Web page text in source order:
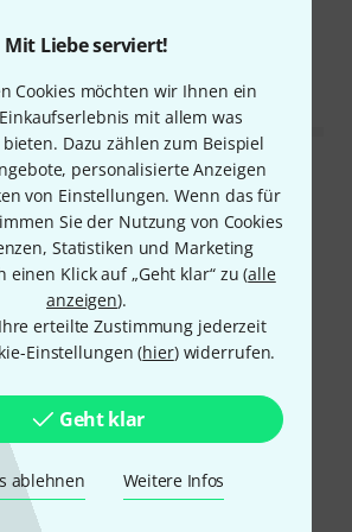
Mit Liebe serviert!
Cookies möchten wir Ihnen ein
mit allem was
Dazu zählen zum Beispiel
personalisierte Anzeigen
von Einstellungen. Wenn das für
Sie der Nutzung von Cookies
Statistiken und Marketing
einen Klick auf „Geht klar“ zu (alle
anzeigen).
erteilte Zustimmung jederzeit
Einstellungen (hier) widerrufen.
Geht klar
ablehnen Weitere Infos
BEWERTUNG MELDEN
"Wunderkind"!
Beaterix 15.01.2024
von Mackie-Mixern, wurde ich diesmal
das Gerät zurück schicken.
sehr robust (wie erwartet)